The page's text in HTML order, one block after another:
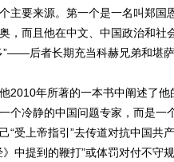
主要来源。第一个是一名叫郑国
，而且他在中文、中国政治和社
”——后者长期充当科赫兄弟和堪
2010年所著的一本书中阐述了他
个冷静的中国问题专家，而是一
“受上帝指引”去传道对抗中国共
》中提到的鞭打”或体罚对付不守